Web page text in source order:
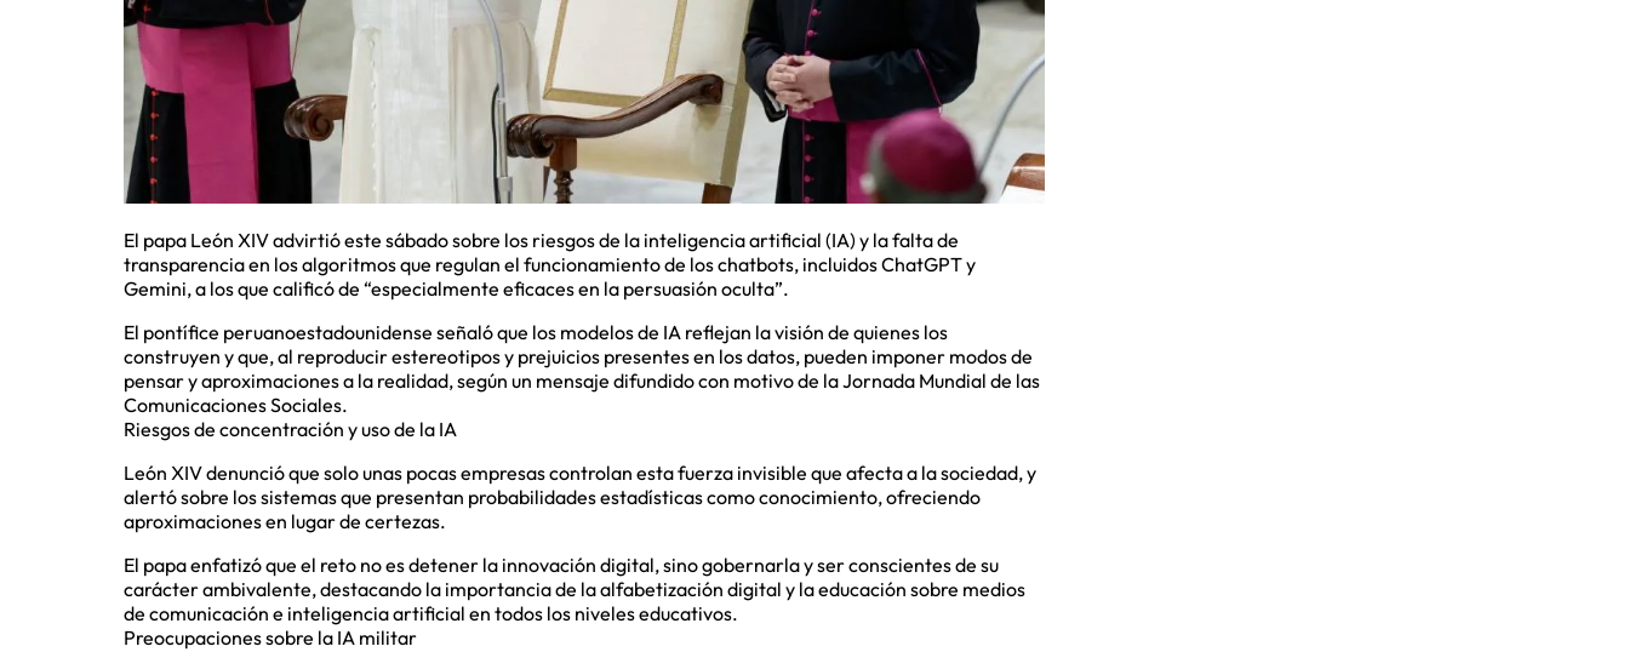
El papa León XIV advirtió este sábado sobre los riesgos de la inteligencia artificial (IA) y la falta de
transparencia en los algoritmos que regulan el funcionamiento de los chatbots, incluidos ChatGPT y
Gemini, a los que calificó de “especialmente eficaces en la persuasión oculta”.
El pontífice peruanoestadounidense señaló que los modelos de IA reflejan la visión de quienes los
construyen y que, al reproducir estereotipos y prejuicios presentes en los datos, pueden imponer modos de
pensar y aproximaciones a la realidad, según un mensaje difundido con motivo de la Jornada Mundial de las
Comunicaciones Sociales.
Riesgos de concentración y uso de la IA
León XIV denunció que solo unas pocas empresas controlan esta fuerza invisible que afecta a la sociedad, y
alertó sobre los sistemas que presentan probabilidades estadísticas como conocimiento, ofreciendo
aproximaciones en lugar de certezas.
El papa enfatizó que el reto no es detener la innovación digital, sino gobernarla y ser conscientes de su
carácter ambivalente, destacando la importancia de la alfabetización digital y la educación sobre medios
de comunicación e inteligencia artificial en todos los niveles educativos.
Preocupaciones sobre la IA militar